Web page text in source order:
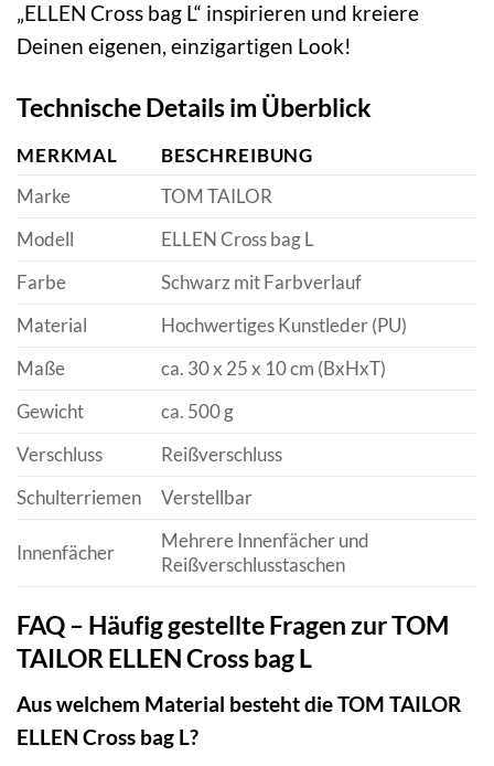
„ELLEN Cross bag L“ inspirieren und kreiere
Deinen eigenen, einzigartigen Look!
Technische Details im Überblick
MERKMAL
BESCHREIBUNG
Marke
TOM TAILOR
Modell
ELLEN Cross bag L
Farbe
Schwarz mit Farbverlauf
Material
Hochwertiges Kunstleder (PU)
Maße
ca. 30 x 25 x 10 cm (BxHxT)
Gewicht
ca. 500 g
Verschluss
Reißverschluss
Schulterriemen
Verstellbar
Innenfächer
Mehrere Innenfächer und
Reißverschlusstaschen
FAQ – Häufig gestellte Fragen zur TOM
TAILOR ELLEN Cross bag L
Aus welchem Material besteht die TOM TAILOR
ELLEN Cross bag L?